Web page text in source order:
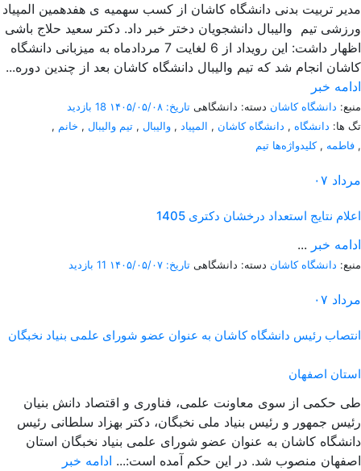
مدیر تربیت بدنی دانشگاه کاشان از کسب سهمیه ی هفدهمین المپیاد
ورزشی تیم والیبال دانشجویان دختر خبر داد. دکتر سعید حلاج باشی
اظهار داشت: این رویداد از 6 لغایت 7 مردادماه به میزبانی دانشگاه
کاشان انجام شد که تیم والیبال دانشگاه کاشان بعد از چندین دوره...
ادامه خبر
منبع: دانشگاه کاشان دسته: دانشگاهی تاریخ: ۱۴۰۵/۰۵/۰۸
18 بازدید
تگ ها: دانشگاه , دانشگاه کاشان , المپیاد , والیبال , تیم والیبال , خانم ,
فاطمه ,کلیدواژه‌ها تیم ,
۰۷ مرداد
اعلام نتایج استعداد درخشان دکتری 1405
... ادامه خبر
منبع: دانشگاه کاشان دسته: دانشگاهی تاریخ: ۱۴۰۵/۰۵/۰۷ 11 بازدید
۰۷ مرداد
انتصاب رئیس دانشگاه کاشان به عنوان عضو شورای علمی بنیاد نخبگان
استان اصفهان
طی حکمی از سوی معاونت علمی، فناوری و اقتصاد دانش بنیان
رئیس جمهور و رئیس بنیاد ملی نخبگان، دکتر بهزاد سلطانی رئیس
دانشگاه کاشان به عنوان عضو شورای علمی بنیاد نخبگان استان
اصفهان منصوب شد. در این حکم آمده است:... ادامه خبر